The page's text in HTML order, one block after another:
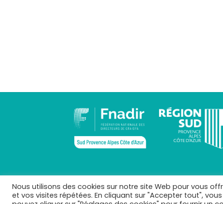
Nous utilisons des cookies sur notre site Web pour vous
et vos visites répétées. En cliquant sur "Accepter tout",